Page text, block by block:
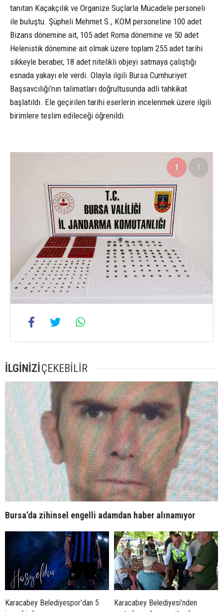
tanıtan Kaçakçılık ve Organize Suçlarla Mücadele personeli
ile buluştu. Şüpheli Mehmet S., KOM personeline 100 adet
Bizans dönemine ait, 105 adet Roma dönemine ve 50 adet
Helenistik dönemine ait olmak üzere toplam 255 adet tarihi
sikkeyle beraber, 18 adet nitelikli objeyi satmaya çalıştığı
esnada yakayı ele verdi. Olayla ilgili Bursa Cumhuriyet
Başsavcılığı’nın talimatları doğrultusunda adli tahkikat
başlatıldı. Ele geçirilen tarihi eserlerin incelenmek üzere ilgili
birimlere teslim edileceği öğrenildi.
1 1
İLGİNİZİÇEKEBİLİR
Bursa’da zihinsel engelli adamdan haber alınamıyor
Karacabey Belediyespor’dan 5
Karacabey Belediyesi’nden